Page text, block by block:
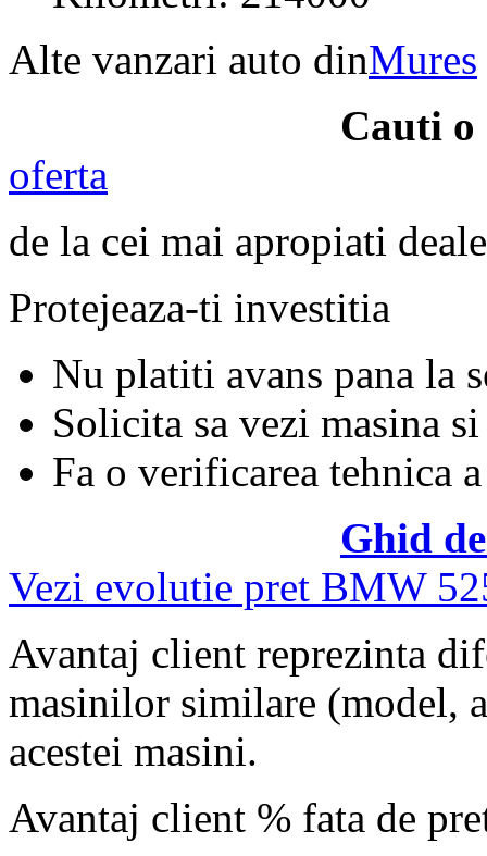
Alte vanzari auto dinMures
Cauti o
oferta
de la cei mai apropiati
Protejeaza-ti investitia
Nu platiti avans pana la
Solicita sa vezi masina si
Fa o verificarea tehnica
Ghid
Vezi evolutie pret BMW
Avantaj client reprezinta
masinilor similare (model,
acestei masini.
Avantaj client % fata de